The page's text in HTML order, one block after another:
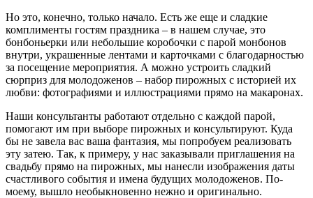
Но это, конечно, только начало. Есть же еще и сладкие
комплименты гостям праздника – в нашем случае, это
бонбоньерки или небольшие коробочки с парой монбонов
внутри, украшенные лентами и карточками с благодарностью
за посещение мероприятия. А можно устроить сладкий
сюрприз для молодоженов – набор пирожных с историей их
любви: фотографиями и иллюстрациями прямо на макаронах.
Наши консультанты работают отдельно с каждой парой,
помогают им при выборе пирожных и консультируют. Куда
бы не завела вас ваша фантазия, мы попробуем реализовать
эту затею. Так, к примеру, у нас заказывали приглашения на
свадьбу прямо на пирожных, мы нанесли изображения даты
счастливого события и имена будущих молодоженов. По-
моему, вышло необыкновенно нежно и оригинально.